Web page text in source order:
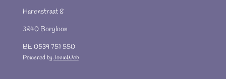
Harenstraat 8
3840 Borgloon
BE 0539 751 550
Powered byJouwWeb